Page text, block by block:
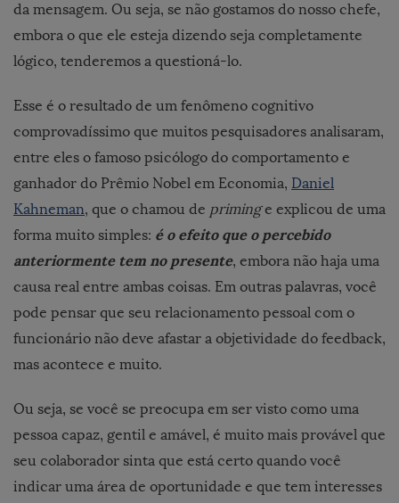
da mensagem. Ou seja, se não gostamos do nosso chefe,
embora o que ele esteja dizendo seja completamente
lógico, tenderemos a questioná-lo.
Esse é o resultado de um fenômeno cognitivo
comprovadíssimo que muitos pesquisadores analisaram,
entre eles o famoso psicólogo do comportamento e
ganhador do Prêmio Nobel em Economia, Daniel
Kahneman, que o chamou de priminge explicou de uma
forma muito simples: é o efeito que o percebido
anteriormente tem no presente, embora não haja uma
causa real entre ambas coisas. Em outras palavras, você
pode pensar que seu relacionamento pessoal com o
funcionário não deve afastar a objetividade do feedback,
mas acontece e muito.
Ou seja, se você se preocupa em ser visto como uma
pessoa capaz, gentil e amável, é muito mais provável que
seu colaborador sinta que está certo quando você
indicar uma área de oportunidade e que tem interesses